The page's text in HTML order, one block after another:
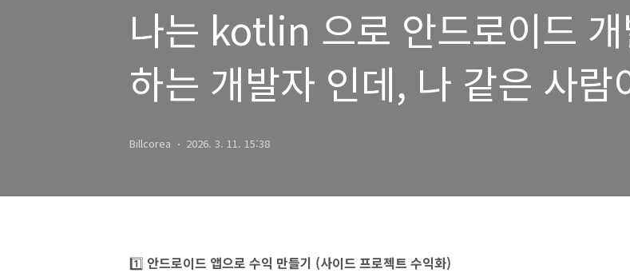
나는 kotlin 으로 안드로이드
하는 개발자 인데, 나 같은 사람
전자책을 쓴다면 어떤 주제로 작
해야 사람들이 구매하고 싶은
들까 ?
Billcorea 2026. 3. 11. 15:38
1️⃣ 안드로이드 앱으로 수익 만들기 (사이드 프로젝트 수익화)